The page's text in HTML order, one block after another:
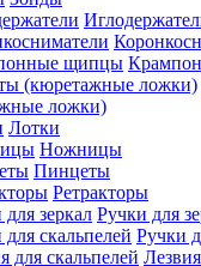
ложки)
Лотки
Ножницы
Пинцеты
Ретракторы
Ручки для
Ручки